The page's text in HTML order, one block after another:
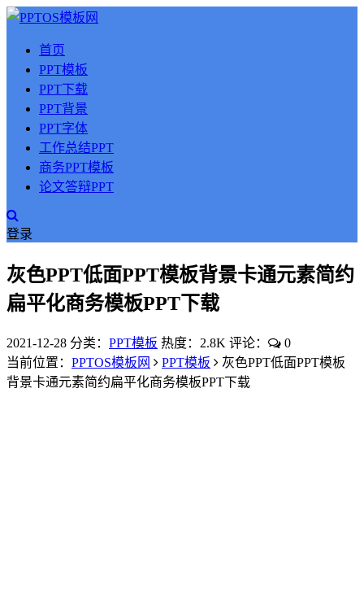
首页
PPT模板
PPT下载
PPT背景
PPT字体
工作总结PPT
商务PPT模板
论文答辩PPT
登录
灰色PPT低面PPT模板背景卡通元素简约
扁平化商务模板PPT下载
2021-12-28 分类： PPT模板 热度：2.8K 评论：
0
当前位置： PPTOS模板网 PPT模板
灰色PPT低面PPT模板
背景卡通元素简约扁平化商务模板PPT下载